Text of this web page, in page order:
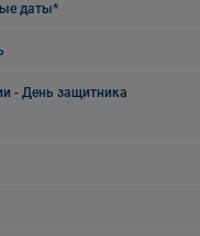
даты*
- День защитника